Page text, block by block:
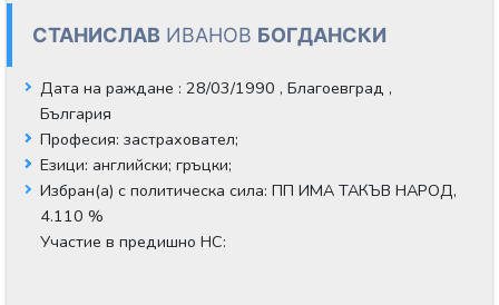
СТАНИСЛАВ ИВАНОВ БОГДАНСКИ
Дата на раждане : 28/03/1990 , Благоевград ,
България
Професия:застраховател;
Езици: английски;гръцки;
Избран(а) с политическа сила:ПП ИМА ТАКЪВ НАРОД,
4.110 %
Участие в предишно НС: